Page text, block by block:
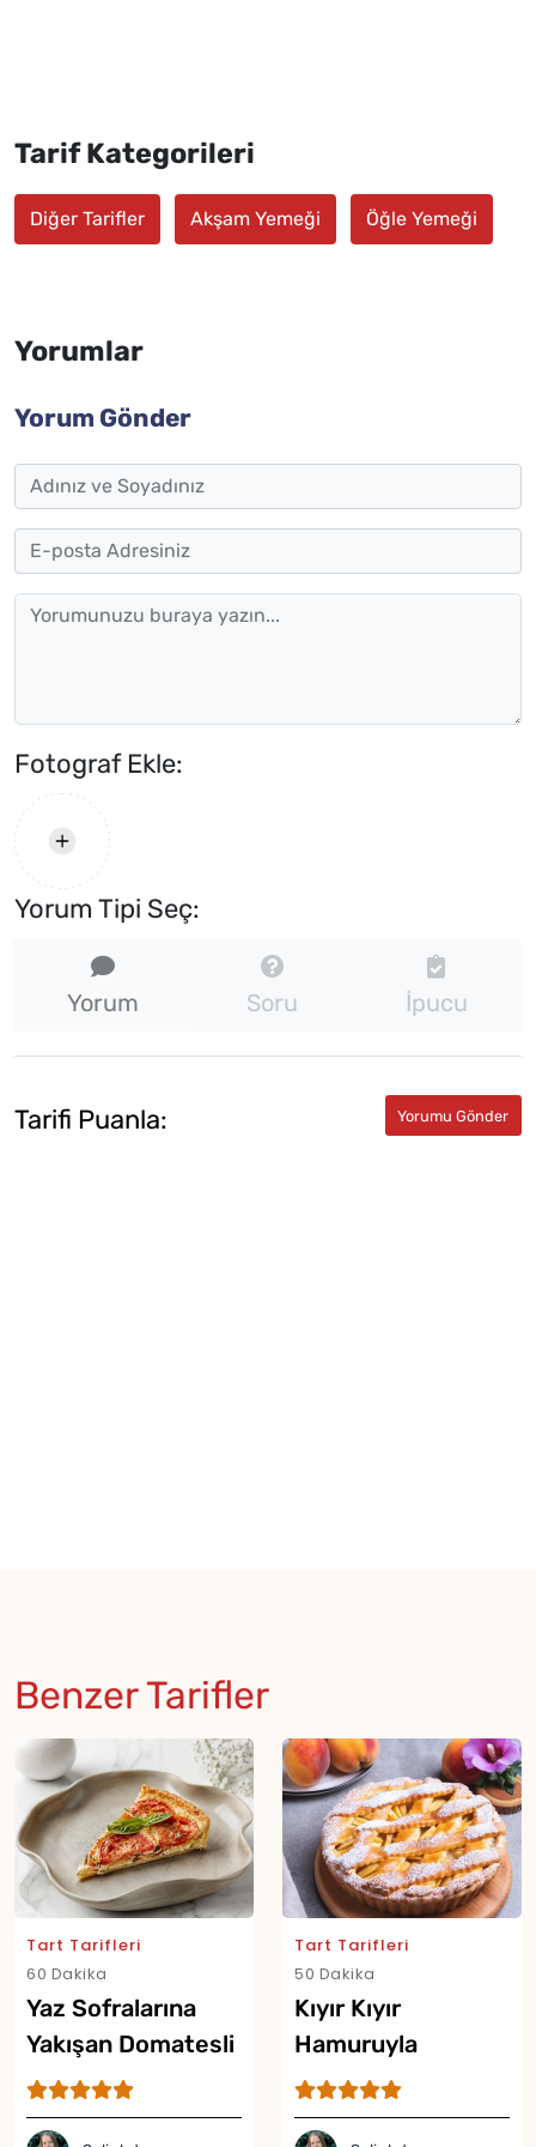
Tarif Kategorileri
Diğer Tarifler Akşam Yemeği Öğle Yemeği
Yorumlar
Yorum Gönder
Fotograf Ekle:
Yorum Tipi Seç:
Yorum Soru İpucu
Tarifi Puanla:
Benzer Tarifler
Tart Tarifleri
60 Dakika
Yaz Sofralarına
Yakışan Domatesli
Tart Tarifi
Tart Tarifleri
50 Dakika
Kıyır Kıyır
Hamuruyla
Şeftalili Tart Tarifi